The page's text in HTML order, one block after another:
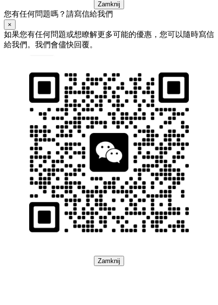
Zamknij
您有任何問題嗎？請寫信給我們
×
如果您有任何問題或想瞭解更多可能的優惠，您可以隨時寫信
給我們。我們會儘快回覆。
Zamknij